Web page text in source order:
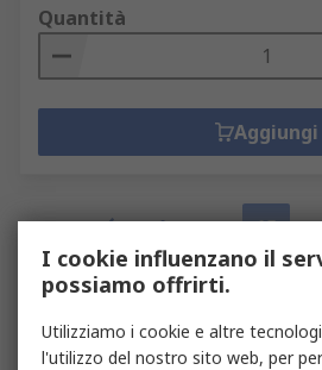
Quantità
Aggiungi
1 15
Risultati per pagina
Torna su
I cookie influenzano il
possiamo offrirti.
Utilizziamo i cookie e altre
l'utilizzo del nostro sito web, per